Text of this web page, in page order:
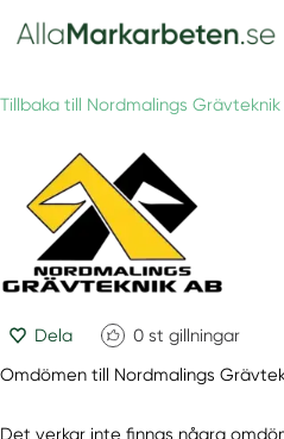
Tillbaka till Nordmalings
Dela 0 st gillningar
Omdömen till Nordmalings
Det verkar inte finnas några